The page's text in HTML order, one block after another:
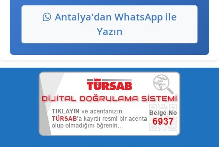
Antalya'dan WhatsApp ile
Yazın